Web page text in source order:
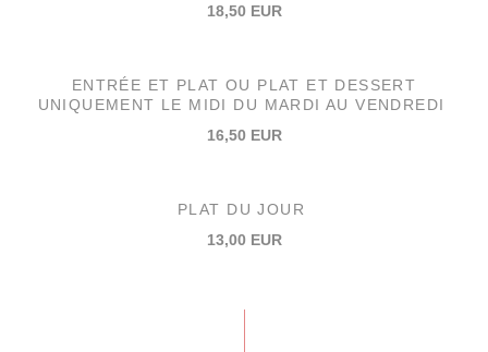
18,50 EUR
ENTRÉE ET PLAT OU PLAT ET DESSERT
UNIQUEMENT LE MIDI DU MARDI AU VENDREDI
16,50 EUR
PLAT DU JOUR
13,00 EUR